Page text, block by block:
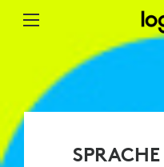
LOGITECH
LUMINARIES
SPRACHE